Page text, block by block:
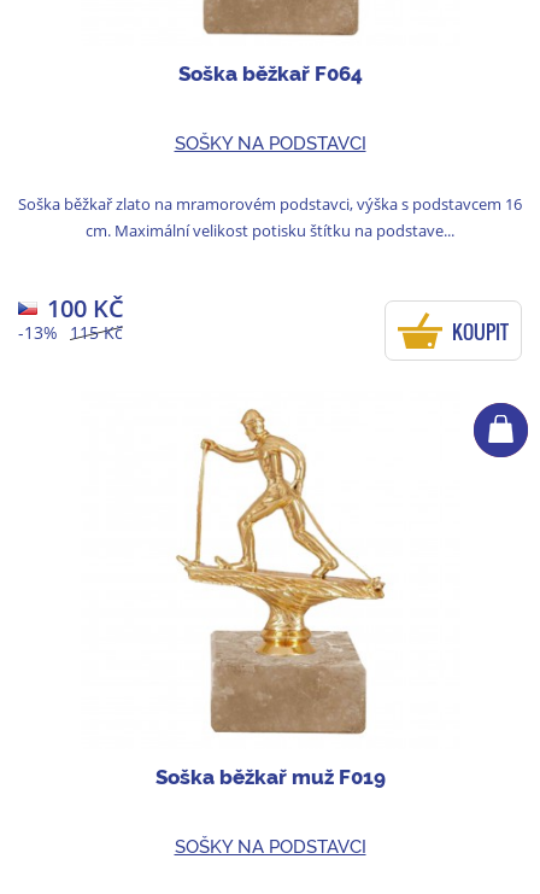
Soška běžkař F064
SOŠKY NA PODSTAVCI
Soška běžkař zlato na mramorovém podstavci, výška s podstavcem 16
cm. Maximální velikost potisku štítku na podstave...
115 Kč
-13%
100 KČ
KOUPIT
Soška běžkař muž F019
SOŠKY NA PODSTAVCI